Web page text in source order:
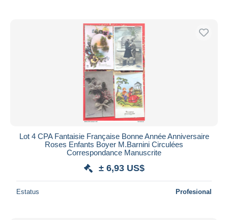
Lot 4 CPA Fantaisie Française Bonne Année Anniversaire
Roses Enfants Boyer M.Barnini Circulées
Correspondance Manuscrite
± 6,93 US$
Estatus Profesional